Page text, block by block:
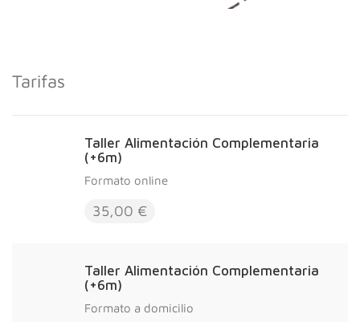
Tarifas
Taller Alimentación Complementaria
(+6m)
Formato online
35,00 €
Taller Alimentación Complementaria
(+6m)
Formato a domicilio